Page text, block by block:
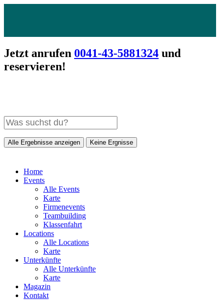
Jetzt anrufen 0041-43-5881324 und
reservieren!
Alle Ergebnisse anzeigen Keine Ergnisse
Home
Events
Alle Events
Karte
Firmenevents
Teambuilding
Klassenfahrt
Locations
Alle Locations
Karte
Unterkünfte
Alle Unterkünfte
Karte
Magazin
Kontakt